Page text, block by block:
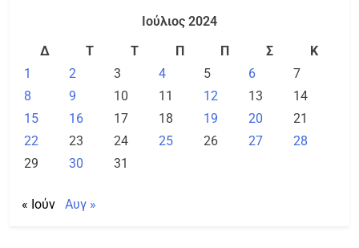
Ιούλιος 2024
Δ
Τ Τ Π Π Σ
Κ
1
2 3 4 5 6
7
8
9 10 11 12 13
14
15
16 17 18 19 20
21
22
23 24 25 26 27
28
29
30 31
« Ιούν Αυγ »